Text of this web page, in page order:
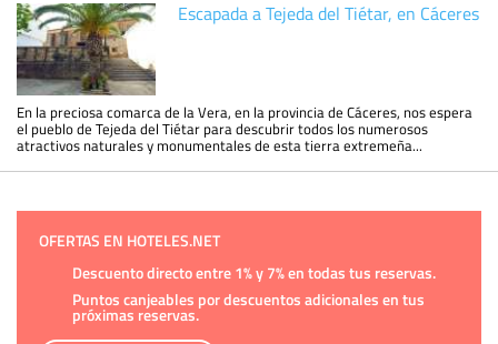
Escapada a Tejeda del Tiétar, en Cáceres
En la preciosa comarca de la Vera, en la provincia de Cáceres, nos espera
el pueblo de Tejeda del Tiétar para descubrir todos los numerosos
atractivos naturales y monumentales de esta tierra extremeña...
OFERTAS EN HOTELES.NET
Descuento directo entre 1% y 7% en todas tus reservas.
Puntos canjeables por descuentos adicionales en tus
próximas reservas.